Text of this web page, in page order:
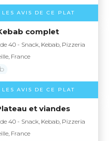
LES AVIS DE CE PLAT
complet
40 - Snack, Kebab, Pizzeria
France
LES AVIS DE CE PLAT
et viandes
40 - Snack, Kebab, Pizzeria
France